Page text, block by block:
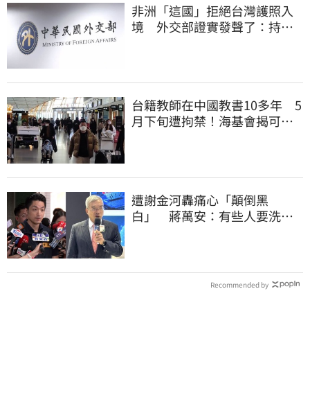
非洲「這國」拒絕台灣護照入
境 外交部證實發聲了：持續
台籍教師在中國教書10多年 5
月下旬遭拘禁！海基會揭可能
遭謝金河轟痛心「顛倒黑
白」 蔣萬安：有些人要洗人
Recommended by